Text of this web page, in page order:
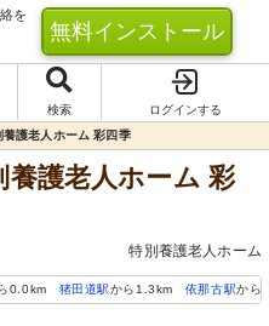
を
無料インストール
検索
ログインする
養護老人ホーム 彩四季
養護老人ホーム 彩
特別養護老人ホーム
0.0km 猪田道駅から1.3km 依那古駅から